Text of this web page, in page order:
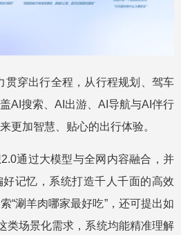
贯穿出行全程，从行程规划、驾车
AI搜索、AI出游、AI导航与AI伴行
更加智慧、贴心的出行体验。
通过大模型与全网内容融合，并
记忆，系统打造千人千面的高效
“涮羊肉哪家最好吃”，还可提出如
类场景化需求，系统均能精准理解